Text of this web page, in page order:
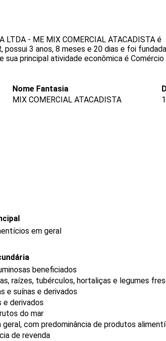
LTDA - ME MIX COMERCIAL ATACADISTA é
possui 3 anos, 8 meses e 20 dias e foi
e sua principal atividade econômica é
Nome Fantasia
MIX COMERCIAL ATACADISTA
em geral
beneficiados
raízes, tubérculos, hortaliças e legumes
e suínas e derivados
derivados
do mar
com predominância de produtos
de revenda